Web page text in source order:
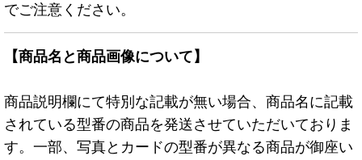
でご注意ください。
【商品名と商品画像について】
商品説明欄にて特別な記載が無い場合、商品名に記載
されている型番の商品を発送させていただいておりま
す。一部、写真とカードの型番が異なる商品が御座い